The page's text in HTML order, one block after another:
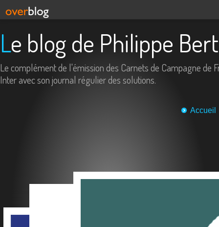
Le blog de Philippe
Le complément de l'émission des Carnets de Campagne de
Inter avec son journal régulier des solutions.
Accueil